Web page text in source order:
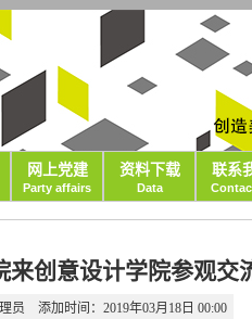
网上党建
Party affairs
资料下载
Data
联系
来创意设计学院参观交
员 添加时间：2019年03月18日 00:00